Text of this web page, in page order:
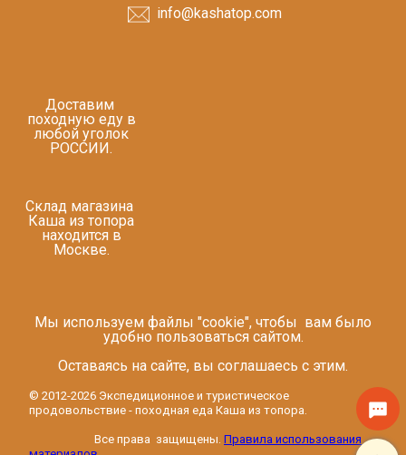
info@kashatop.com
Доставим
походную еду в
любой уголок
РОССИИ.
Склад магазина
Каша из топора
находится в
Москве.
Мы используем файлы "cookie", чтобы вам было
удобно пользоваться сайтом.
Оставаясь на сайте, вы соглашаесь с этим.
© 2012-2026 Экспедиционное и туристическое
продовольствие - походная еда Каша из топора.
Все права защищены. Правила использования